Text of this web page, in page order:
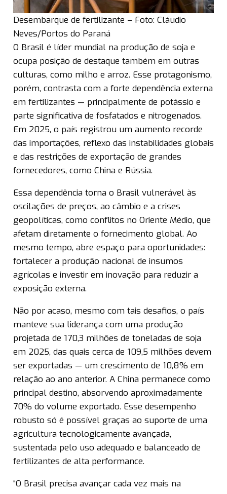
Desembarque de fertilizante – Foto: Cláudio
Neves/Portos do Paraná
O Brasil é líder mundial na produção de soja e
ocupa posição de destaque também em outras
culturas, como milho e arroz. Esse protagonismo,
porém, contrasta com a forte dependência externa
em fertilizantes — principalmente de potássio e
parte significativa de fosfatados e nitrogenados.
Em 2025, o país registrou um aumento recorde
das importações, reflexo das instabilidades globais
e das restrições de exportação de grandes
fornecedores, como China e Rússia.
Essa dependência torna o Brasil vulnerável às
oscilações de preços, ao câmbio e a crises
geopolíticas, como conflitos no Oriente Médio, que
afetam diretamente o fornecimento global. Ao
mesmo tempo, abre espaço para oportunidades:
fortalecer a produção nacional de insumos
agrícolas e investir em inovação para reduzir a
exposição externa.
Não por acaso, mesmo com tais desafios, o país
manteve sua liderança com uma produção
projetada de 170,3 milhões de toneladas de soja
em 2025, das quais cerca de 109,5 milhões devem
ser exportadas — um crescimento de 10,8% em
relação ao ano anterior. A China permanece como
principal destino, absorvendo aproximadamente
70% do volume exportado. Esse desempenho
robusto só é possível graças ao suporte de uma
agricultura tecnologicamente avançada,
sustentada pelo uso adequado e balanceado de
fertilizantes de alta performance.
“O Brasil precisa avançar cada vez mais na